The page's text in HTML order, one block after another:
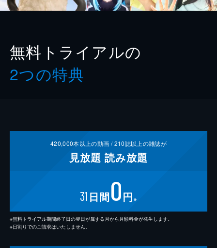
無料トライアルの
2つの特典
420,000本以上の動画 /210誌以上の雑誌が
見放題 読み放題
31 日間0円 ※
※無料トライアル期間終了日の翌日が属する月から月額料金が発生します。
※日割りでのご請求はいたしません。